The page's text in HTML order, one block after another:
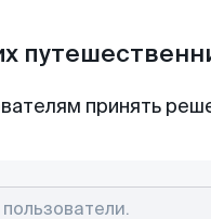
принять